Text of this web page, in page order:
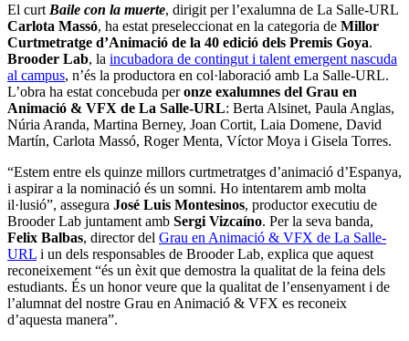
El curt Baile con la muerte, dirigit per l’exalumna de La Salle-URL
Carlota Massó, ha estat preseleccionat en la categoria de Millor
Curtmetratge d’Animació de la 40 edició dels Premis Goya.
Brooder Lab, la incubadora de contingut i talent emergent nascuda
al campus, n’és la productora en col·laboració amb La Salle-URL.
L’obra ha estat concebuda peronze exalumnes del Grau en
Animació & VFX de La Salle-URL: Berta Alsinet, Paula Anglas,
Núria Aranda, Martina Berney, Joan Cortit, Laia Domene, David
Martín, Carlota Massó, Roger Menta, Víctor Moya i Gisela Torres.
“Estem entre els quinze millors curtmetratges d’animació d’Espanya,
i aspirar a la nominació és un somni. Ho intentarem amb molta
il·lusió”, assegura José Luis Montesinos, productor executiu de
Brooder Lab juntament amb Sergi Vizcaíno. Per la seva banda,
Felix Balbas, director del Grau en Animació & VFX de La Salle-
URL i un dels responsables de Brooder Lab, explica que aquest
reconeixement “és un èxit que demostra la qualitat de la feina dels
estudiants. És un honor veure que la qualitat de l’ensenyament i de
l’alumnat del nostre Grau en Animació & VFX es reconeix
d’aquesta manera”.